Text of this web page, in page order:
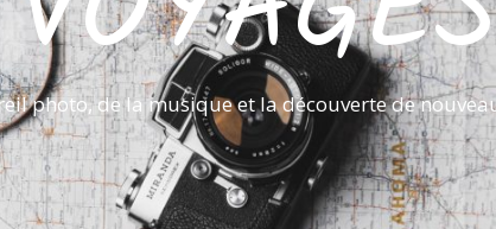
photo, de la musique et la découverte de